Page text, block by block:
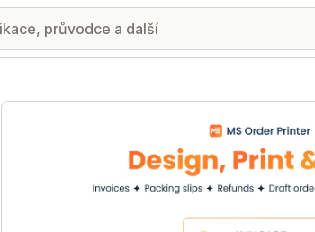
Galerie propagovaných obrázků